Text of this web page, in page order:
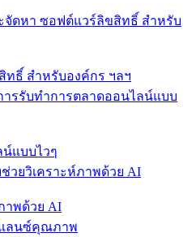
ธิ์ สำหรับองค์กร ฯลฯ
แบบไวๆ
าพด้วย AI